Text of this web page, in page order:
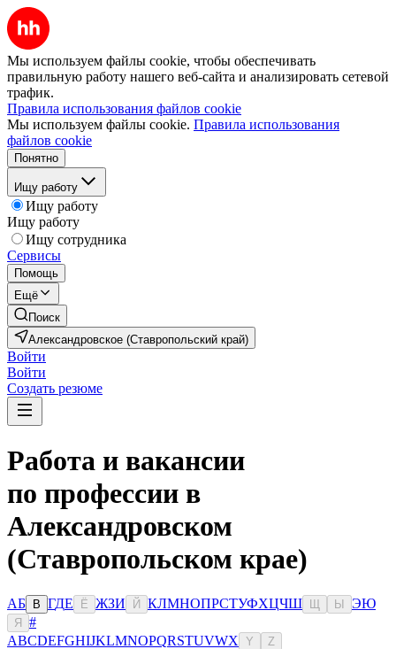
Мы используем файлы cookie, чтобы обеспечивать
правильную работу нашего веб-сайта и анализировать сетевой
трафик.
Правила использования файлов cookie
Мы используем файлы cookie. Правила использования
файлов cookie
Понятно
Ищу работу
Ищу работу
Ищу работу
Ищу сотрудника
Сервисы
Помощь
Ещё
Поиск
Александровское (Ставропольский край)
Войти
Войти
Создать резюме
Работа и вакансии
по профессии в
Александровском
(Ставропольском крае)
АБ В ГДЕ Ё ЖЗИ Й КЛМНОПРСТУФХЦЧШ Ы ЭЮ
Я
#
ABCDEFGHIJKLMNOPQRSTUVWX Y Z